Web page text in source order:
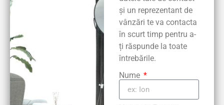
și un reprezentant de
vânzări te va contacta
în scurt timp pentru a-
ți răspunde la toate
întrebările.
Nume